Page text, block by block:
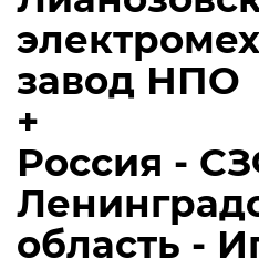
завод НПО
+
Россия -
область -